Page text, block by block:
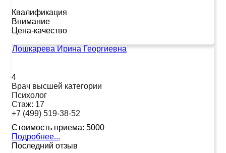
Квалификация
Внимание
Цена-качество
Лошкарева Ирина Георгиевна
4
Врач высшей категории
Психолог
Стаж: 17
+7 (499) 519-38-52
Стоимость приема: 5000
Подробнее...
Последний отзыв